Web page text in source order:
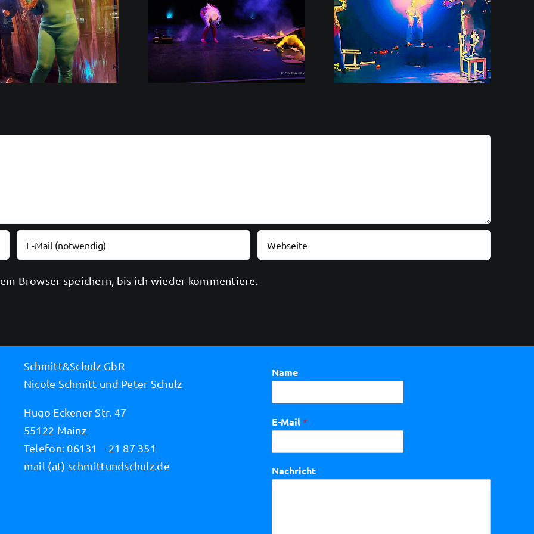
nonstoponstage – nach vielen
Livestreams jetzt endlich
auch wieder auf der Bühne
BLACKOUT – Uraufführung
auf unserer Bühne in KH!
Browser speichern, bis ich wieder kommentiere.
Schmitt&Schulz GbR
Nicole Schmitt und Peter Schulz
Hugo Eckener Str. 47
55122 Mainz
Telefon: 06131 – 21 87 351
mail (at) schmittundschulz.de
Name
E-Mail *
Nachricht